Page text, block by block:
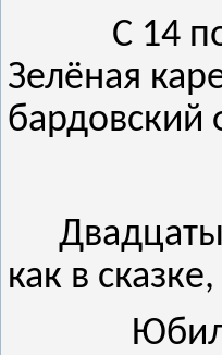
С 14
Зелёная
бардовский
как в